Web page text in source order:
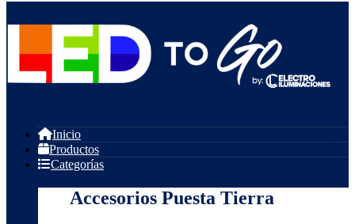
Inicio
Productos
Categorías
Accesorios Puesta Tierra